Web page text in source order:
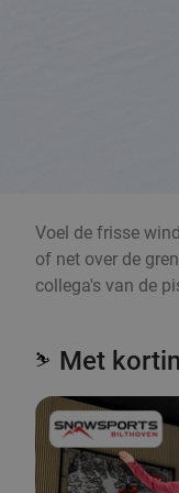
Voel de frisse
of net over de
collega's van de
⛷️ Met